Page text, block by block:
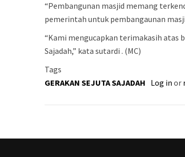
“Pembangunan masjid memang
pemerintah untuk pembangaunan
“Kami mengucapkan terimakasih atas
Sajadah,” kata sutardi . (MC)
Tags
GERAKAN SEJUTA SAJADAH Log in or